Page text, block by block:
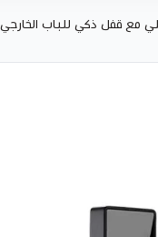
مع قفل ذكي للباب الخارجي